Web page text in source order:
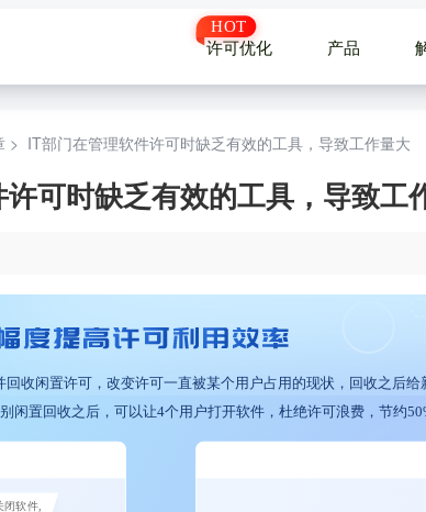
许可优化 产品
> IT部门在管理软件许可时缺乏有效的工具，导致工作量大
可时缺乏有效的工具，导致工